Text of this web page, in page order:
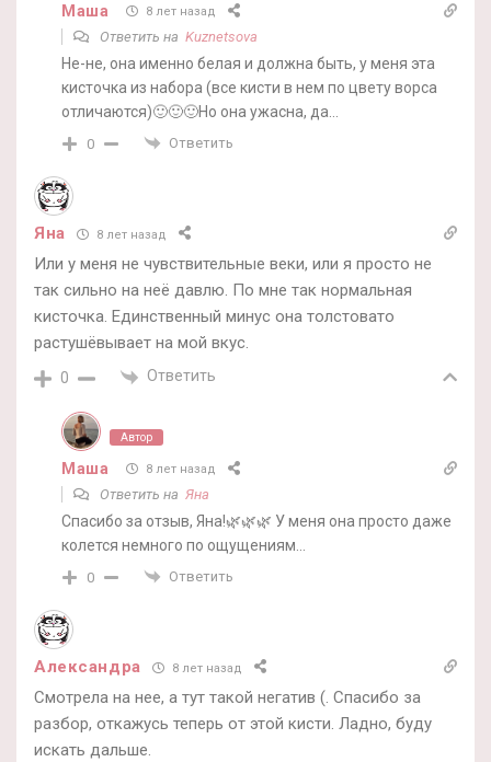
Маша 8 лет назад
Ответить на Kuznetsova
Не-не, она именно белая и должна быть, у меня эта
кисточка из набора (все кисти в нем по цвету ворса
отличаются)🙂🙂🙂Но она ужасна, да…
0 Ответить
Яна 8 лет назад
Или у меня не чувствительные веки, или я просто не
так сильно на неё давлю. По мне так нормальная
кисточка. Единственный минус она толстовато
растушёвывает на мой вкус.
0 Ответить
Автор
Маша 8 лет назад
Ответить на Яна
Спасибо за отзыв, Яна!🌿🌿🌿 У меня она просто даже
колется немного по ощущениям…
0 Ответить
Александра 8 лет назад
Смотрела на нее, а тут такой негатив (. Спасибо за
разбор, откажусь теперь от этой кисти. Ладно, буду
искать дальше.